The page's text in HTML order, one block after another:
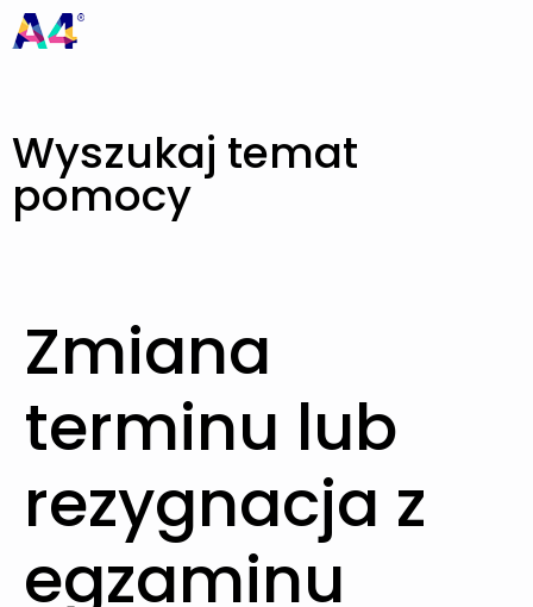
Wyszukaj temat
pomocy
Zmiana
terminu lub
rezygnacja z
egzaminu